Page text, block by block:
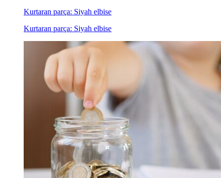
Kurtaran parça: Siyah elbise
Kurtaran parça: Siyah elbise